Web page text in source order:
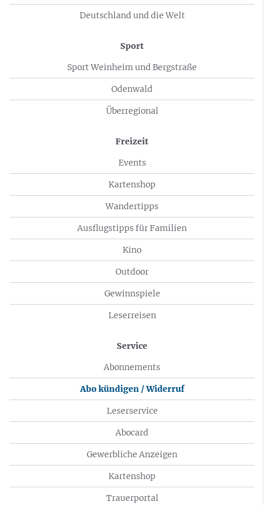
Deutschland und die Welt
Sport
Sport Weinheim und Bergstraße
Odenwald
Überregional
Freizeit
Events
Kartenshop
Wandertipps
Ausflugstipps für Familien
Kino
Outdoor
Gewinnspiele
Leserreisen
Service
Abonnements
Abo kündigen / Widerruf
Leserservice
Abocard
Gewerbliche Anzeigen
Kartenshop
Trauerportal